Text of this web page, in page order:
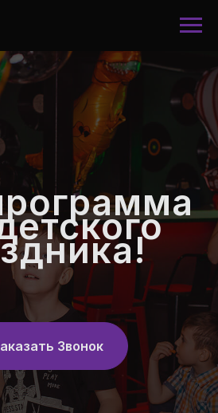
Звонок